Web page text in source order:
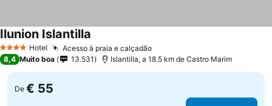
4 EstrelasHotel Acesso à praia e calçadãoVer preços
Ilunion Islantilla
8,4 Muito boa 13.531 Islantilla, a 18.5 km de Castro Marim
De € 55